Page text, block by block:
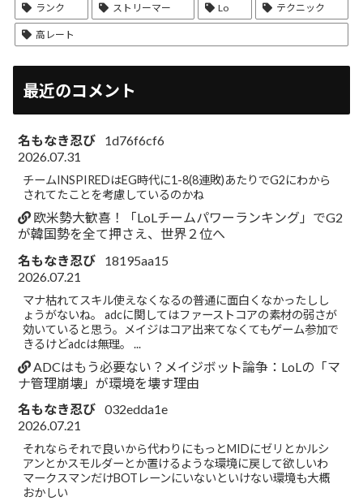
ランク ストリーマー Lo テクニック
高レート
最近のコメント
名もなき忍び
1d76f6cf6
2026.07.31
チームINSPIREDはEG時代に1-8(8連敗)あたりでG2にわから
されてたことを考慮しているのかね
欧米勢大歓喜！「LoLチームパワーランキング」でG2
が韓国勢を全て押さえ、世界２位へ
名もなき忍び
18195aa15
2026.07.21
マナ枯れてスキル使えなくなるの普通に面白くなかったしし
ょうがないね。 adcに関してはファーストコアの素材の弱さが
効いていると思う。メイジはコア出来てなくてもゲーム参加で
きるけどadcは無理。 ...
ADCはもう必要ない？メイジボット論争：LoLの「マ
ナ管理崩壊」が環境を壊す理由
名もなき忍び 032edda1e
2026.07.21
それならそれで良いから代わりにもっとMIDにゼリとかルシ
アンとかスモルダーとか置けるような環境に戻して欲しいわ
マークスマンだけBOTレーンにいないといけない環境も大概
おかしい